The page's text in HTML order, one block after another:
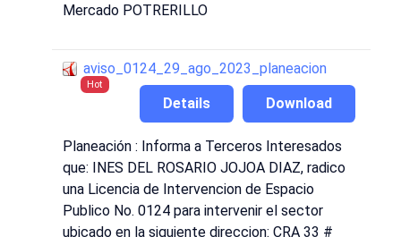
Mercado POTRERILLO
aviso_0124_29_ago_2023_planeacion
Hot
Download
Details
Planeación : Informa a Terceros Interesados
que: INES DEL ROSARIO JOJOA DIAZ, radico
una Licencia de Intervencion de Espacio
Publico No. 0124 para intervenir el sector
ubicado en la siguiente direccion: CRA 33 #